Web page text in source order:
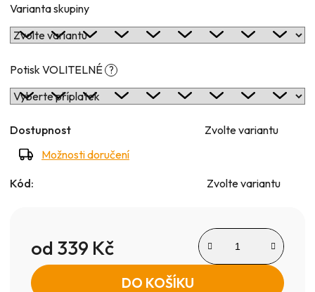
Varianta skupiny
Potisk VOLITELNÉ ?
Dostupnost
Zvolte variantu
Možnosti doručení
Kód: Zvolte variantu
od 339 Kč
Měrná cena:
DO KOŠÍKU